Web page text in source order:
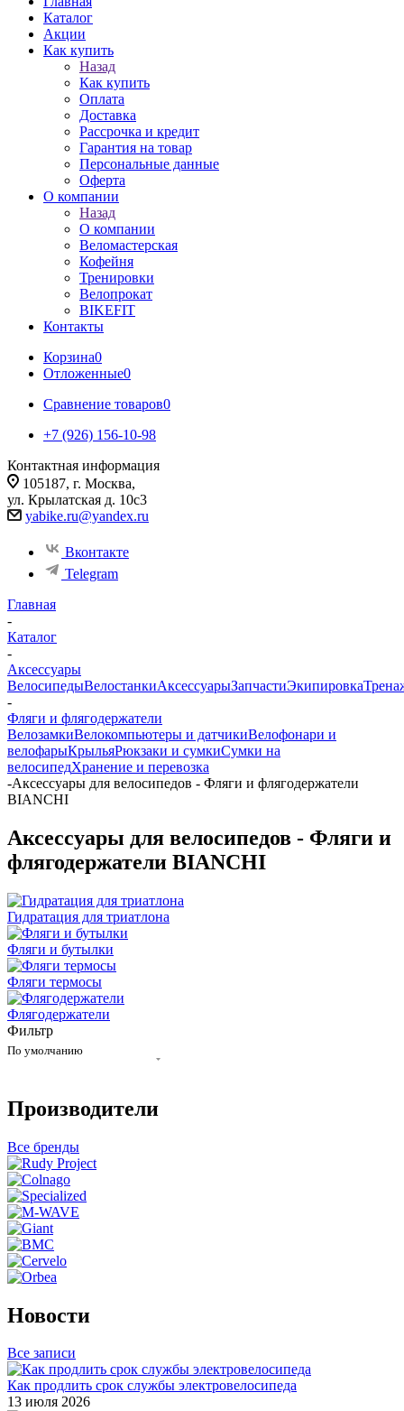
Каталог
Акции
Как купить
Назад
Как купить
Оплата
Доставка
Рассрочка и кредит
Гарантия на товар
Персональные данные
Оферта
О компании
Назад
О компании
Веломастерская
Кофейня
Тренировки
Велопрокат
BIKEFIT
Контакты
Корзина0
Отложенные0
Сравнение товаров0
+7 (926) 156-10-98
Контактная информация
105187, г. Москва,
ул. Крылатская д. 10с3
yabike.ru@yandex.ru
Вконтакте
Telegram
Главная
-
Каталог
-
Аксессуары
ВелосипедыВелостанкиАксессуарыЗапчастиЭкипировка
-
Фляги и флягодержатели
ВелозамкиВелокомпьютеры и датчикиВелофонари и
велофарыКрыльяРюкзаки и сумкиСумки на
велосипедХранение и перевозка
-Аксессуары для велосипедов - Фляги и флягодержатели
BIANCHI
Аксессуары для велосипедов - Фляги и
флягодержатели BIANCHI
Гидратация для триатлона
Фляги и бутылки
Фляги термосы
Флягодержатели
Фильтр
По умолчанию
Производители
Все бренды
Новости
Все записи
Как продлить срок службы электровелосипеда
13 июля 2026